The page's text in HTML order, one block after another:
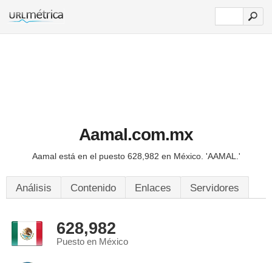
Aamal.com.mx
Aamal está en el puesto 628,982 en México. 'AAMAL.'
Análisis Contenido Enlaces Servidores
628,982
Puesto en México